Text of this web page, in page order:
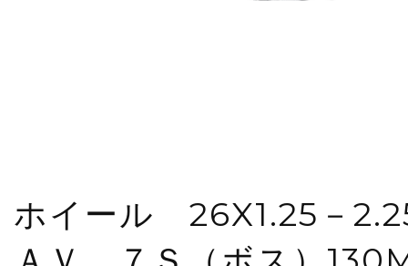
ホイール 26X1.25－